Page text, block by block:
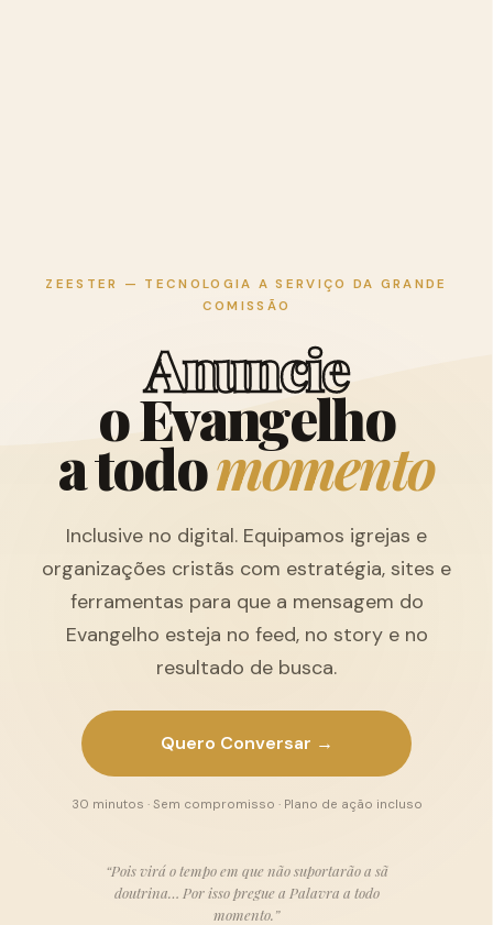
ZEESTER — TECNOLOGIA A SERVIÇO DA GRANDE
COMISSÃO
Anuncie
oEvangelho
atodomomento
Inclusive no digital. Equipamos igrejas e
organizações cristãs com estratégia, sites e
ferramentas para que a mensagem do
Evangelho esteja no feed, no story e no
resultado de busca.
Quero Conversar →
30 minutos · Sem compromisso · Plano de ação incluso
“Pois virá o tempo em que não suportarão a sã
doutrina… Por isso pregue a Palavra a todo
momento.”